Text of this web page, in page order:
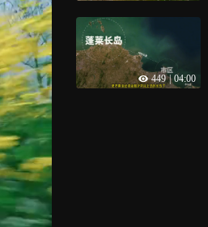
449 | 04:00